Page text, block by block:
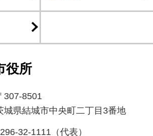
役所
307-8501
城県結城市中央町二丁目3番地
32-1111（代表）